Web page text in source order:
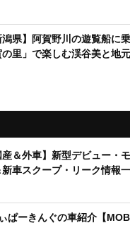
潟県】阿賀野川の遊覧船に
の里」で楽しむ渓谷美と地
産＆外車】新型デビュー・
新車スクープ・リーク情報
ぱーきんぐの車紹介【